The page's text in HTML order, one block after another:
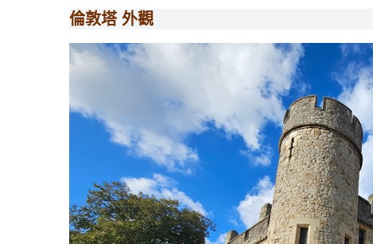
倫敦塔 外觀